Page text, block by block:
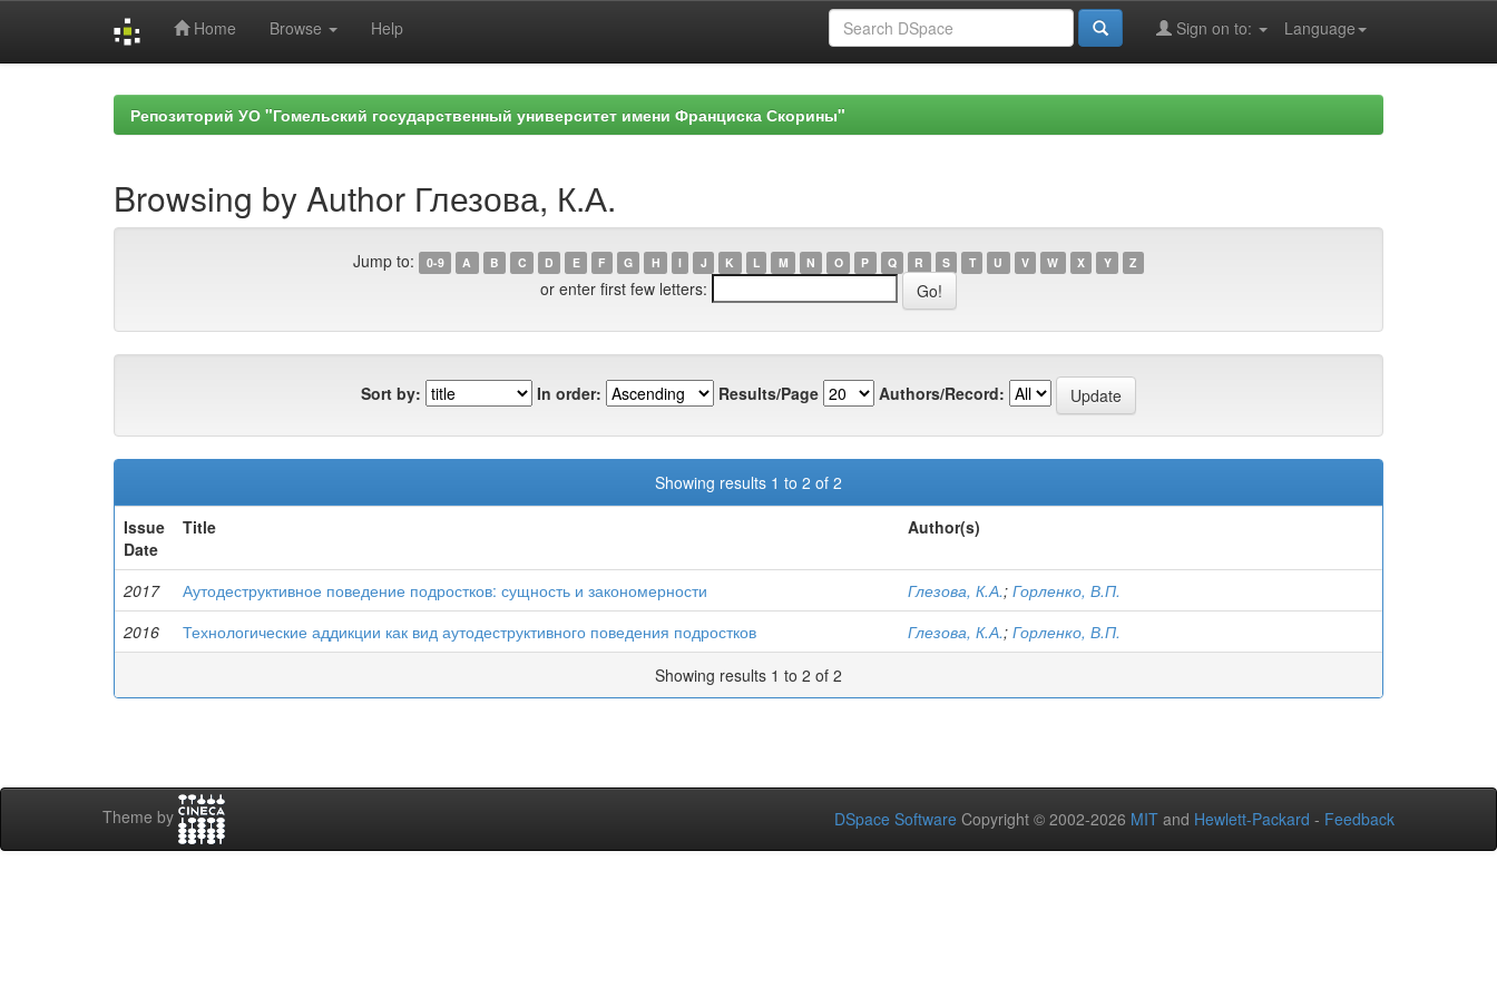
Home Browse Help Language
Sign on to:
Репозиторий УО "Гомельский государственный университет имени Франциска Скорины"
Browsing by Author Глезова, К.А.
Jump to: 0-9 A B C D E F G H I J K L M N O P Q R S T U V W X Y Z
or enter first few letters:
Sort by: In order: Results/Page Authors/Record:
Showing results 1 to 2 of 2
Issue
Date
Title Author(s)
2017 Аутодеструктивное поведение подростков: сущность и закономерности Глезова, К.А.; Горленко, В.П.
2016
Технологические аддикции как вид аутодеструктивного поведения подростков Глезова, К.А.; Горленко, В.П.
Showing results 1 to 2 of 2
Theme by DSpace Software Copyright © 2002-2026 MIT and Hewlett-Packard - Feedback